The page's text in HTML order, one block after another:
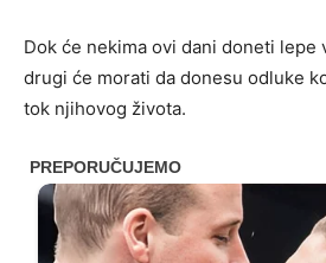
Dok će nekima ovi dani doneti lepe
drugi će morati da donesu odluke
tok njihovog života.